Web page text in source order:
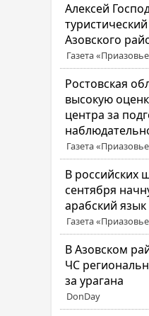
Алексей
Азовского
Газета
Ростовская
высокую
центра за
Газета
В российских
сентября
арабский язык
Газета
В Азовском
ЧС
за урагана
DonDay